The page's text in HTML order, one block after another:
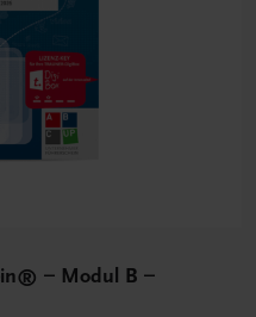
– Modul B –